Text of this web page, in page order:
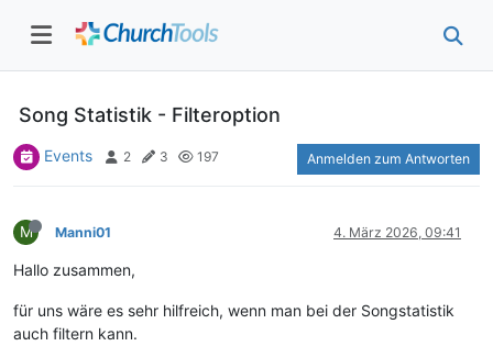
Song Statistik - Filteroption
Events 2 3 197 Anmelden zum Antworten
M Manni01 4. März 2026, 09:41
Hallo zusammen,
für uns wäre es sehr hilfreich, wenn man bei der Songstatistik
auch filtern kann.